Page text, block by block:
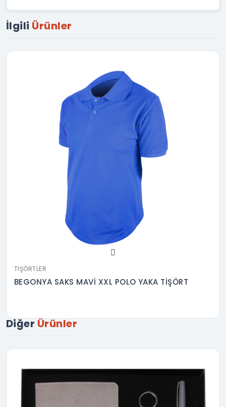
İlgili Ürünler
TIŞÖRTLER
BEGONYA SAKS MAVİ XXL POLO YAKA TİŞÖRT
Diğer Ürünler